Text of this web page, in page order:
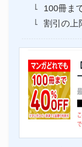
100冊ま
割引の上